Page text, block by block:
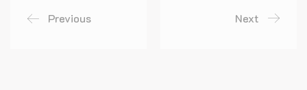
Previous Next